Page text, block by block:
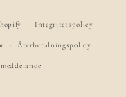
Integritetspolicy
Återbetalningspolicy